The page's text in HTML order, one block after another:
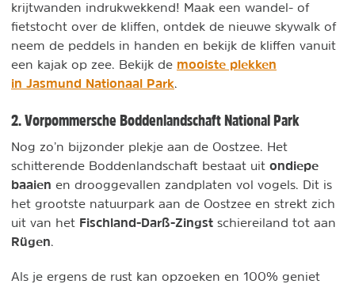
krijtwanden indrukwekkend! Maak een wandel- of
fietstocht over de kliffen, ontdek de nieuwe skywalk of
neem de peddels in handen en bekijk de kliffen vanuit
een kajak op zee. Bekijk de mooiste plekken
in Jasmund Nationaal Park.
2. Vorpommersche Boddenlandschaft National Park
Nog zo’n bijzonder plekje aan de Oostzee. Het
schitterende Boddenlandschaft bestaat uit ondiepe
baaien en drooggevallen zandplaten vol vogels. Dit is
het grootste natuurpark aan de Oostzee en strekt zich
uit van het Fischland-Darß-Zingst schiereiland tot aan
Rügen.
Als je ergens de rust kan opzoeken en 100% geniet